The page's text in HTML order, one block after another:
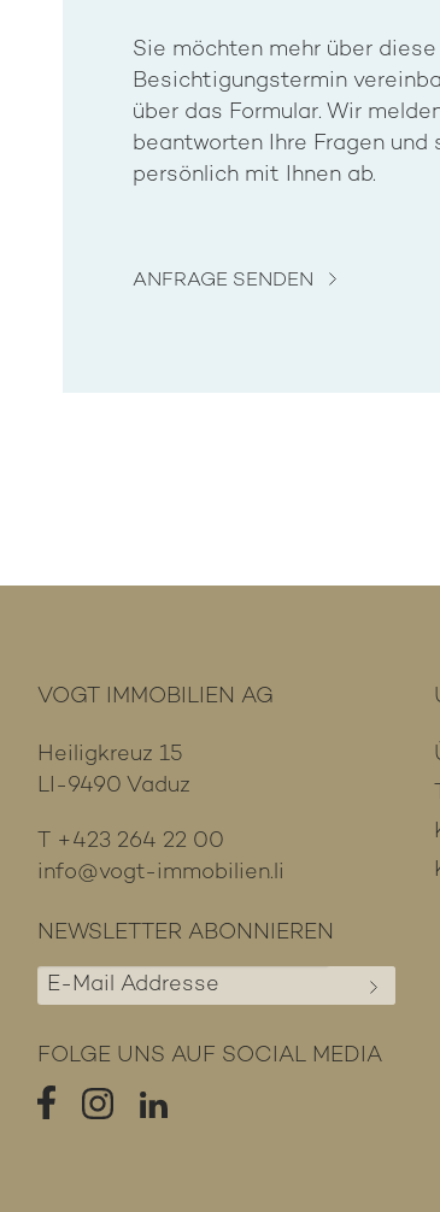
Sie möchten mehr über
Besichtigungstermin
über das Formular. Wir
beantworten Ihre Fragen
persönlich mit Ihnen ab.
ANFRAGE SENDEN
VOGT IMMOBILIEN AG
Heiligkreuz 15
LI-9490 Vaduz
+423 264 22 00
info@vogt-immobilien.li
NEWSLETTER ABONNIEREN
E-
Mail*
FOLGE UNS AUF SOCIAL MEDIA